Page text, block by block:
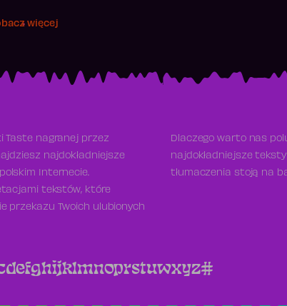
więcej
Taste nagranej przez
najdokładniejsze
Internecie.
tekstów, które
przekazu Twoich ulubionych
Dlaczego warto nas
najdokładniejsze
tłumaczenia stoją na
defghijklmnoprstuwxyz#